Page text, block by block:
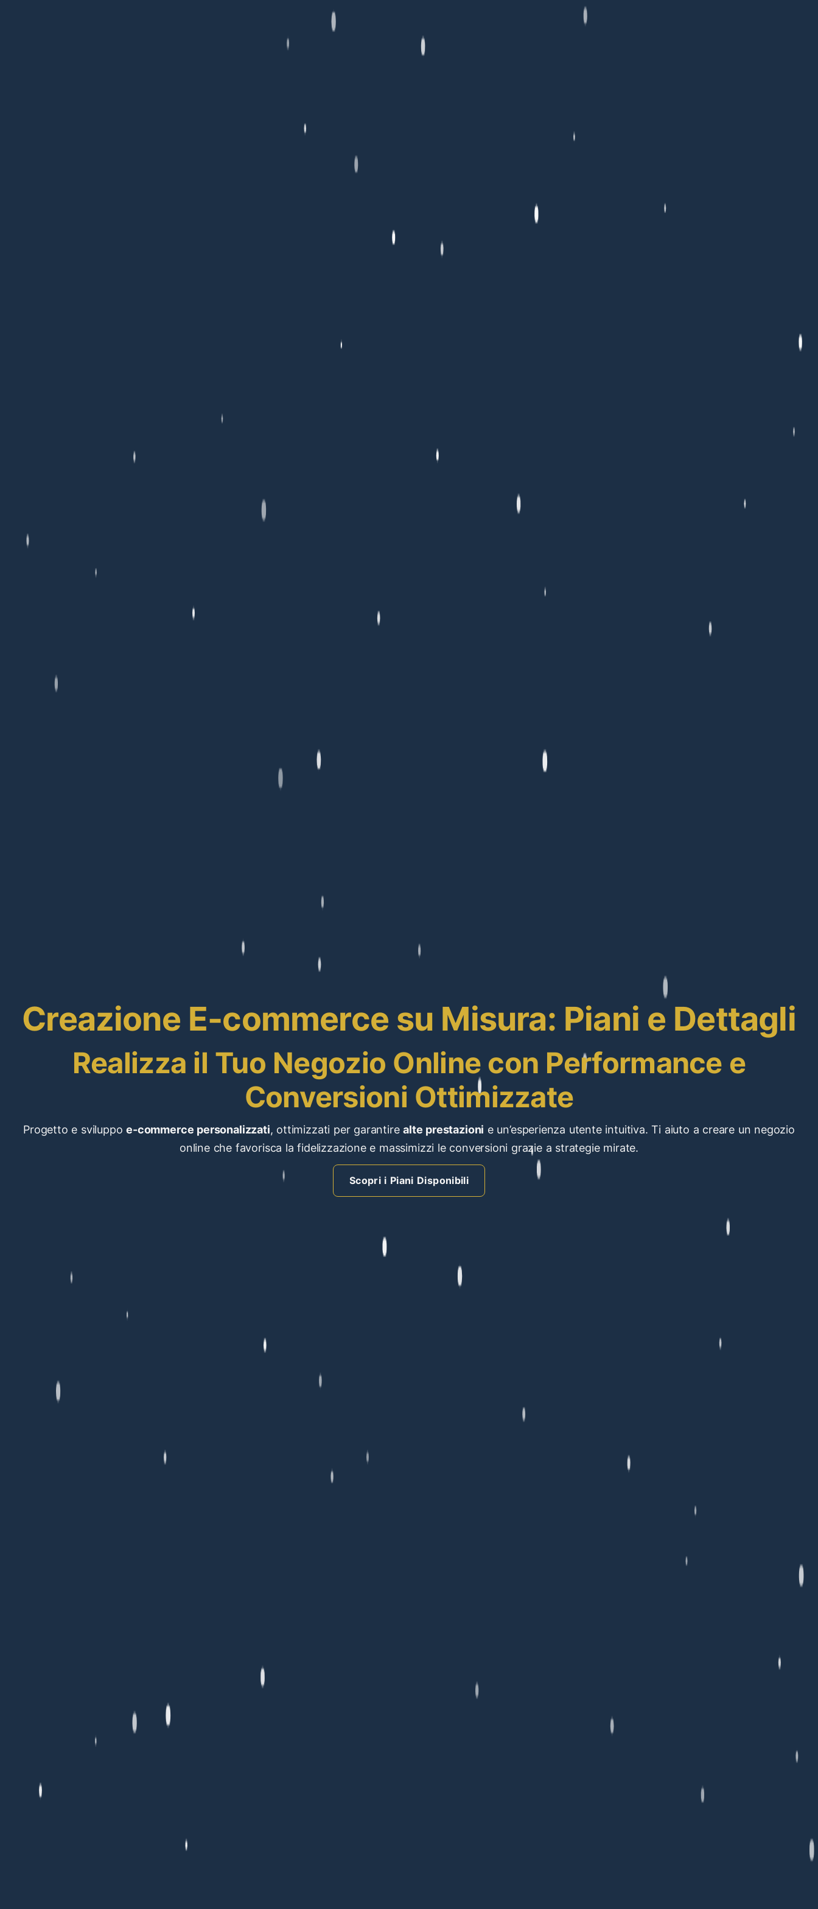
Creazione E-commerce su Misura: Piani e Dettagli
Realizza il Tuo Negozio Online con Performance e
Conversioni Ottimizzate
Progetto e sviluppoe-commerce personalizzati, ottimizzati per garantirealte prestazioni e un’esperienza utente intuitiva. Ti aiuto a creare un negozio
online che favorisca la fidelizzazione e massimizzi le conversioni grazie a strategie mirate.
Scopri i Piani Disponibili